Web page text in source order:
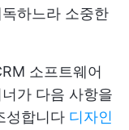
하느라 소중한
소프트웨어
가 다음 사항을
성합니다 디자인